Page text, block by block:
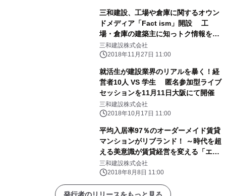
三和建設、工場や倉庫に関するオウン
ドメディア「Fact ism」開設 工
場・倉庫の建築主に知っトク情報をお
届け！
三和建設株式会社
2018年11月27日 11:00
就活生が建設業界のリアルを暴く！経
営者10人 VS 学生 匿名参加型ライブ
セッションを11月11日大阪にて開催
三和建設株式会社
2018年10月17日 11:00
平均入居率97％のオーダーメイド賃貸
マンションがリブランド！ ～時代を超
える美意識が賃貸経営を変える「エス
アイ200」～
三和建設株式会社
2018年8月8日 11:00